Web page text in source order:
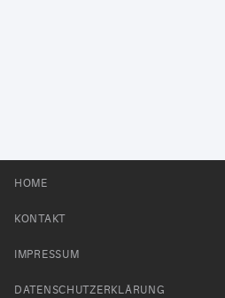
HOME
KONTAKT
IMPRESSUM
DATENSCHUTZERKLÄRUNG